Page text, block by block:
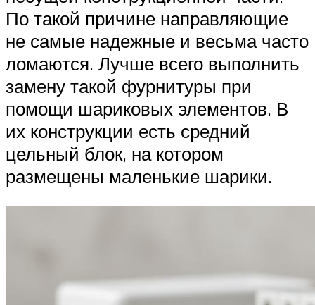
По такой причине направляющие
не самые надежные и весьма часто
ломаются. Лучше всего выполнить
замену такой фурнитуры при
помощи шариковых элементов. В
их конструкции есть средний
цельный блок, на котором
размещены маленькие шарики.